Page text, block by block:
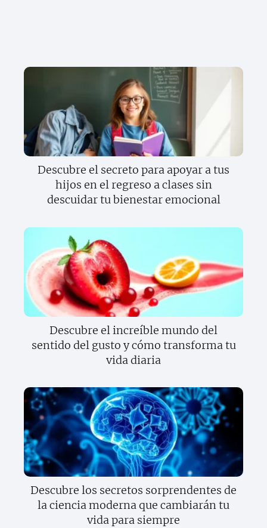
Descubre el secreto para apoyar a tus
hijos en el regreso a clases sin
descuidar tu bienestar emocional
Descubre el increíble mundo del
sentido del gusto y cómo transforma tu
vida diaria
Descubre los secretos sorprendentes de
la ciencia moderna que cambiarán tu
vida para siempre